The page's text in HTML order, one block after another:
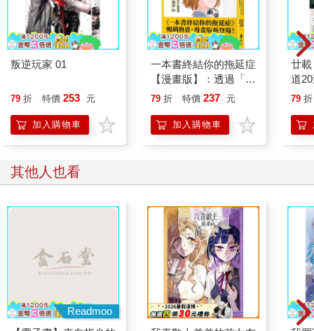
叛逆玩家 01
79 折 特價 253 元
加入購物車
一本書終結你的拖延症
【漫畫版】：透過「小
行動」打開大腦的行動
「行動派」的37個科
學方法
79 折 特價 237 元
加入購物車
廿
道
79 折
其他人也看
Readmoo